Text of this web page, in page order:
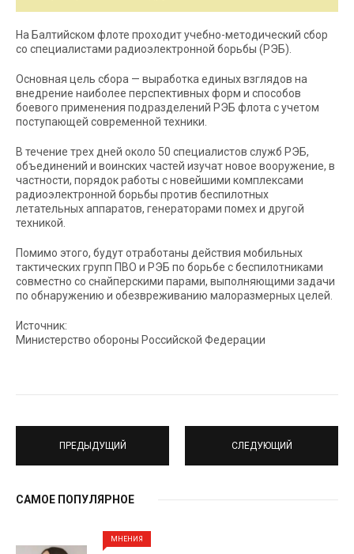
На Балтийском флоте проходит учебно-методический сбор
со специалистами радиоэлектронной борьбы (РЭБ).
Основная цель сбора — выработка единых взглядов на
внедрение наиболее перспективных форм и способов
боевого применения подразделений РЭБ флота с учетом
поступающей современной техники.
В течение трех дней около 50 специалистов служб РЭБ,
объединений и воинских частей изучат новое вооружение, в
частности, порядок работы с новейшими комплексами
радиоэлектронной борьбы против беспилотных
летательных аппаратов, генераторами помех и другой
техникой.
Помимо этого, будут отработаны действия мобильных
тактических групп ПВО и РЭБ по борьбе с беспилотниками
совместно со снайперскими парами, выполняющими задачи
по обнаружению и обезвреживанию малоразмерных целей.
Источник:
Министерство обороны Российской Федерации
ПРЕДЫДУЩИЙ СЛЕДУЮЩИЙ
САМОЕ ПОПУЛЯРНОЕ
МНЕНИЯ